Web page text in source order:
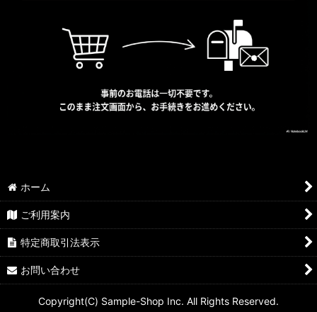
ホーム
ご利用案内
特定商取引法表示
お問い合わせ
Copyright(C) Sample-Shop Inc. All Rights Reserved.